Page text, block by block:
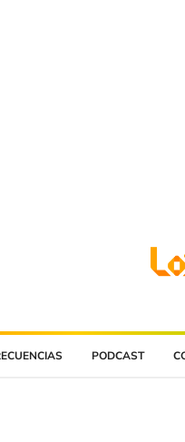
PODCAST